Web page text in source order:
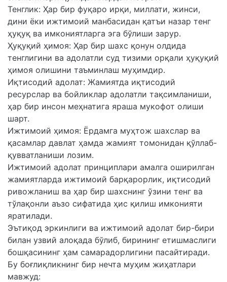
Тенглик: Ҳар бир фуқаро ирқи, миллати, жинси,
дини ёки ижтимоий манбасидан қатъи назар тенг
ҳуқуқ ва имкониятларга эга бўлиши зарур.
Ҳуқуқий ҳимоя: Ҳар бир шахс қонун олдида
тенглигини ва адолатли суд тизими орқали ҳуқуқий
ҳимоя олишини таъминлаш муҳимдир.
Иқтисодий адолат: Жамиятда иқтисодий
ресурслар ва бойликлар адолатли тақсимланиши,
ҳар бир инсон меҳнатига яраша мукофот олиши
шарт.
Ижтимоий ҳимоя: Ёрдамга муҳтож шахслар ва
қасамлар давлат ҳамда жамият томонидан қўллаб-
қувватланиши лозим.
Ижтимоий адолат принциплари амалга оширилган
жамиятларда ижтимоий барқарорлик, иқтисодий
ривожланиш ва ҳар бир шахснинг ўзини тенг ва
тўлақонли аъзо сифатида ҳис қилиш имконияти
яратилади.
Эътиқод эркинлиги ва ижтимоий адолат бир-бири
билан узвий алоқада бўлиб, бирининг етишмаслиги
бошқасининг ҳам самарадорлигини пасайтиради.
Бу боғлиқликнинг бир нечта муҳим жиҳатлари
мавжуд: